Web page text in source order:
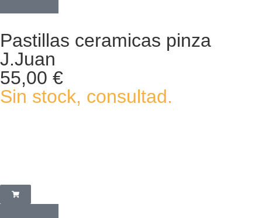
Pastillas ceramicas pinza
J.Juan
55,00 €
Sin stock, consultad.